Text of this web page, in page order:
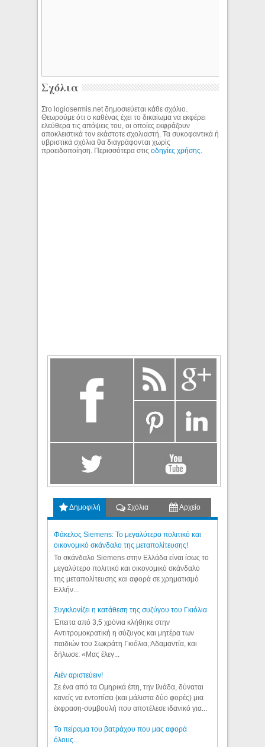
Σχόλια
Στο logiosermis.net δημοσιεύεται κάθε σχόλιο.
Θεωρούμε ότι ο καθένας έχει το δικαίωμα να εκφέρει
ελεύθερα τις απόψεις του, οι οποίες εκφράζουν
αποκλειστικά τον εκάστοτε σχολιαστή. Τα συκοφαντικά ή
υβριστικά σχόλια θα διαγράφονται χωρίς
προειδοποίηση. Περισσότερα στιςοδηγίες χρήσης
Δημοφιλή Σχόλια Αρχείο
Φάκελος Siemens: Το μεγαλύτερο πολιτικό και
οικονομικό σκάνδαλο της μεταπολίτευσης!
Το σκάνδαλο Siemens στην Ελλάδα είναι ίσως το
μεγαλύτερο πολιτικό και οικονομικό σκάνδαλο
της μεταπολίτευσης και αφορά σε χρηματισμό
Ελλήν...
Συγκλονίζει η κατάθεση της συζύγου του Γκιόλια
Έπειτα από 3,5 χρόνια κλήθηκε στην
Αντιτρομοκρατική η σύζυγος και μητέρα των
παιδιών του Σωκράτη Γκιόλια, Αδαμαντία, και
δήλωσε: «Μας έλεγ...
Aιέν αριστεύειν!
Σε ένα από τα Ομηρικά έπη, την Ιλιάδα, δύναται
κανείς να εντοπίσει (και μάλιστα δύο φορές) μια
έκφραση-συμβουλή που αποτέλεσε ιδανικό για...
Το πείραμα του βατράχου που μας αφορά
όλους...